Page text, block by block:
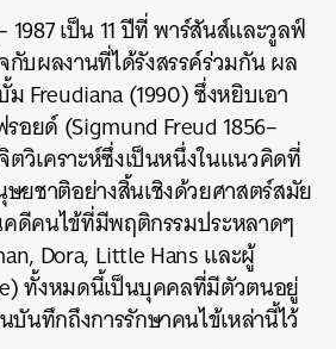
1987 เป็น 11 ปีที่ พาร์สันส์และวูลฟ์
กับผลงานที่ได้รังสรรค์ร่วมกัน ผล
Freudiana (1990) ซึ่งหยิบเอา
อยด์ (Sigmund Freud 1856–
ตวิเคราะห์ซึ่งเป็นหนึ่งในแนวคิดที่
ยชาติอย่างสิ้นเชิงด้วยศาสตร์สมัย
คดีคนไข้ที่มีพฤติกรรมประหลาดๆ
Dora, Little Hans และผู้
ทั้งหมดนี้เป็นบุคคลที่มีตัวตนอยู่
บันทึกถึงการรักษาคนไข้เหล่านี้ไว้